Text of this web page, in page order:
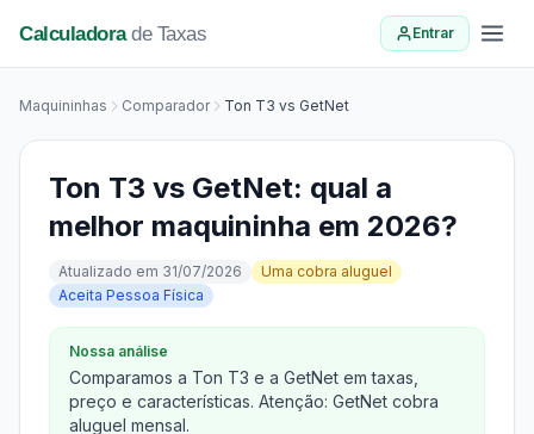
Calculadorade Taxas Entrar
Maquininhas Comparador Ton T3 vs GetNet
Ton T3 vs GetNet: qual a
melhor maquininha em 2026?
Atualizado em 31/07/2026
Uma cobra aluguel
Aceita Pessoa Física
Nossa análise
Comparamos a Ton T3 e a GetNet em taxas,
preço e características. Atenção: GetNet cobra
aluguel mensal.